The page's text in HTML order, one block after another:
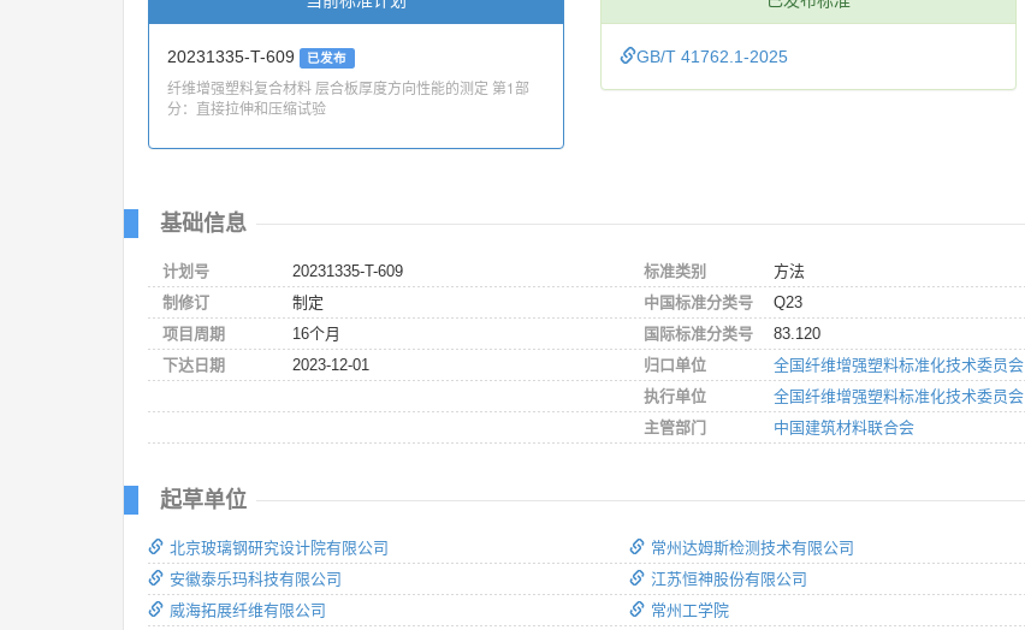
20231335-T-609 已发布
纤维增强塑料复合材料 层合板厚度方向性能的测定 第1部
分：直接拉伸和压缩试验
GB/T 41762.1-2025
基础信息
计划号
20231335-T-609
制修订
制定
项目周期
16个月
下达日期
2023-12-01
标准类别
方法
中国标准分类号
Q23
国际标准分类号
83.120
归口单位
全国纤维增强塑料标准化技术委员会
执行单位
全国纤维增强塑料标准化技术委员会
主管部门
中国建筑材料联合会
起草单位
北京玻璃钢研究设计院有限公司
安徽泰乐玛科技有限公司
威海拓展纤维有限公司
常州达姆斯检测技术有限公司
江苏恒神股份有限公司
常州工学院